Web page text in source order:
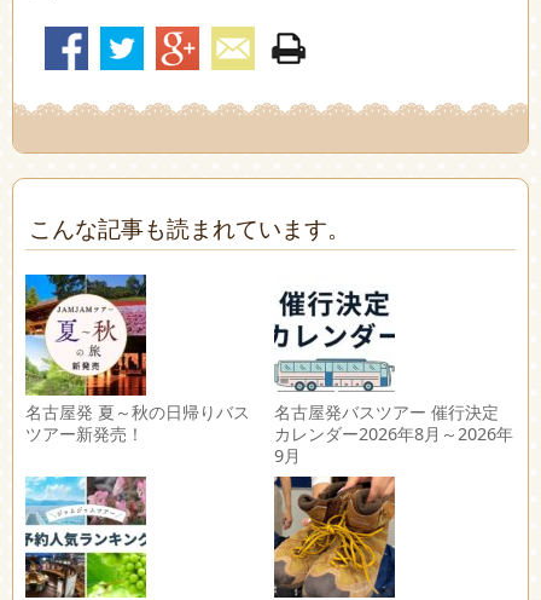
こんな記事も読まれています。
名古屋発 夏～秋の日帰りバス
ツアー新発売！
名古屋発バスツアー 催行決定
カレンダー2026年8月～2026年
9月